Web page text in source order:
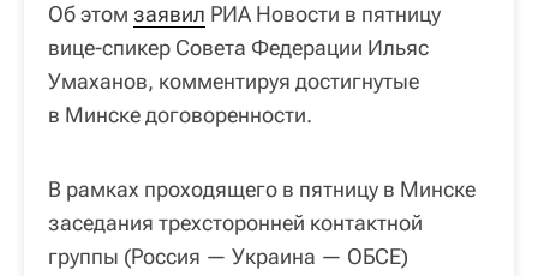
Об этом заявил РИА Новости в пятницу
вице-спикер Совета Федерации Ильяс
Умаханов, комментируя достигнутые
в Минске договоренности.
В рамках проходящего в пятницу в Минске
заседания трехсторонней контактной
группы (Россия — Украина — ОБСЕ)